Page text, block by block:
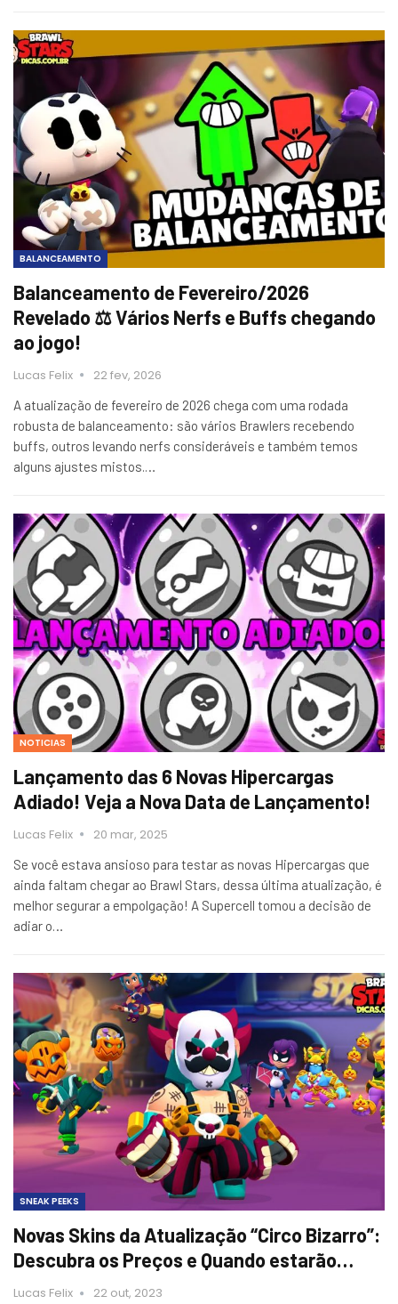
BALANCEAMENTO
Balanceamento de Fevereiro/2026
Revelado ⚖️ Vários Nerfs e Buffs chegando
ao jogo!
Lucas Felix 22 fev, 2026
A atualização de fevereiro de 2026 chega com uma rodada
robusta de balanceamento: são vários Brawlers recebendo
buffs, outros levando nerfs consideráveis e também temos
alguns ajustes mistos.…
NOTICIAS
Lançamento das 6 Novas Hipercargas
Adiado! Veja a Nova Data de Lançamento!
Lucas Felix 20 mar, 2025
Se você estava ansioso para testar as novas Hipercargas que
ainda faltam chegar ao Brawl Stars, dessa última atualização, é
melhor segurar a empolgação! A Supercell tomou a decisão de
adiar o…
SNEAK PEEKS
Novas Skins da Atualização “Circo Bizarro”:
Descubra os Preços e Quando estarão…
Lucas Felix 22 out, 2023